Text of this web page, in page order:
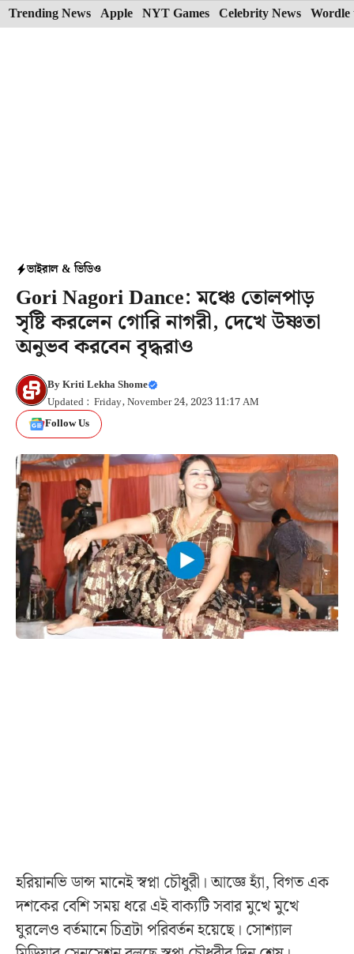
Skip
to
Trending News Apple NYT Games Celebrity News Wordle
ভাইরাল & ভিডিও
Gori Nagori Dance: মঞ্চে তোলপাড়
সৃষ্টি করলেন গোরি নাগরী, দেখে উষ্ণতা
অনুভব করবেন বৃদ্ধরাও
ByKriti Lekha Shome
Updated : Friday, November 24, 2023 11:17 AM
Follow Us
হরিয়ানভি ডান্স মানেই স্বপ্না চৌধুরী। আজ্ঞে হ্যাঁ, বিগত এক
দশকের বেশি সময় ধরে এই বাক্যটি সবার মুখে মুখে
ঘুরলেও বর্তমানে চিত্রটা পরিবর্তন হয়েছে। সোশ্যাল